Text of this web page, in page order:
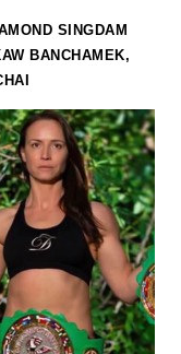
SINGDAM
BANCHAMEK,